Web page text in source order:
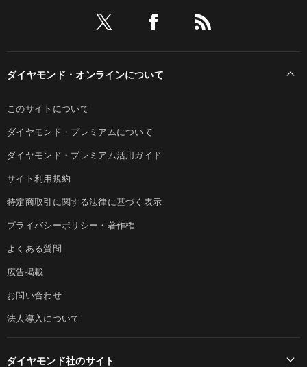
ダイヤモンド・オンラインについて
このサイトについて
ダイヤモンド・プレミアムについて
ダイヤモンド・プレミアム活用ガイド
サイト利用規約
特定商取引に関する法律に基づく表示
プライバシーポリシー・著作権
よくある質問
広告掲載
お問い合わせ
法人導入について
ダイヤモンド社のサイト